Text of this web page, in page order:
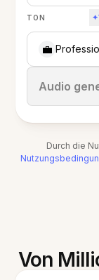
TON
💼
Audio
Durch die
Von